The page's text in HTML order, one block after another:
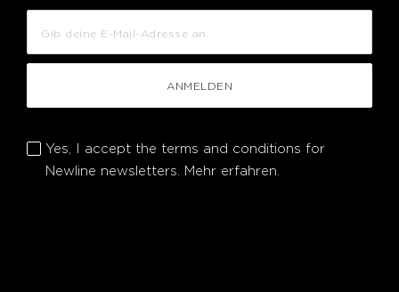
ANMELDEN
Yes, I accept the terms and conditions for
Newline newsletters. Mehr erfahren.